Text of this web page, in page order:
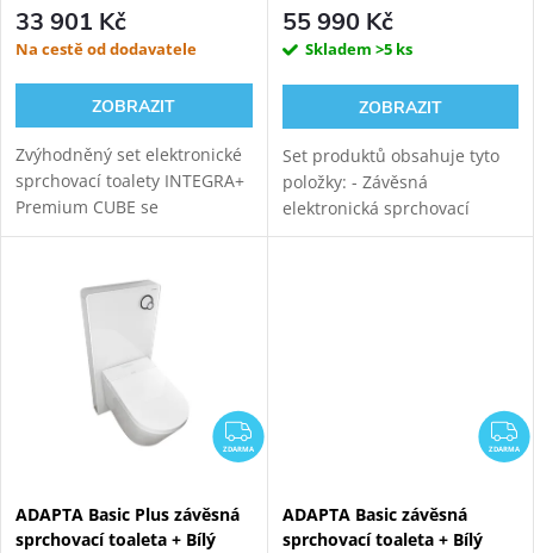
33 901 Kč
Na cestě od dodavatele
ZOBRAZIT
Zvýhodněný set elektronické
sprchovací toalety INTEGRA+
Premium CUBE se
samonosným bílým
závěsné WC. Napojení
odpadu ze stěny (výška 22-26
cm od čisté...
55 990 Kč
Skladem >5 ks
ZOBRAZIT
Set produktů obsahuje tyto
položky: - Závěsná
elektronická sprchovací
toaleta WATERGATE ADAPTA
ZDARMA
ZDARMA
ADAPTA Basic Plus závěsná
sprchovací toaleta + Bílý
ZDARMA
ADAPTA Basic závěsná
sprchovací toaleta + Bílý